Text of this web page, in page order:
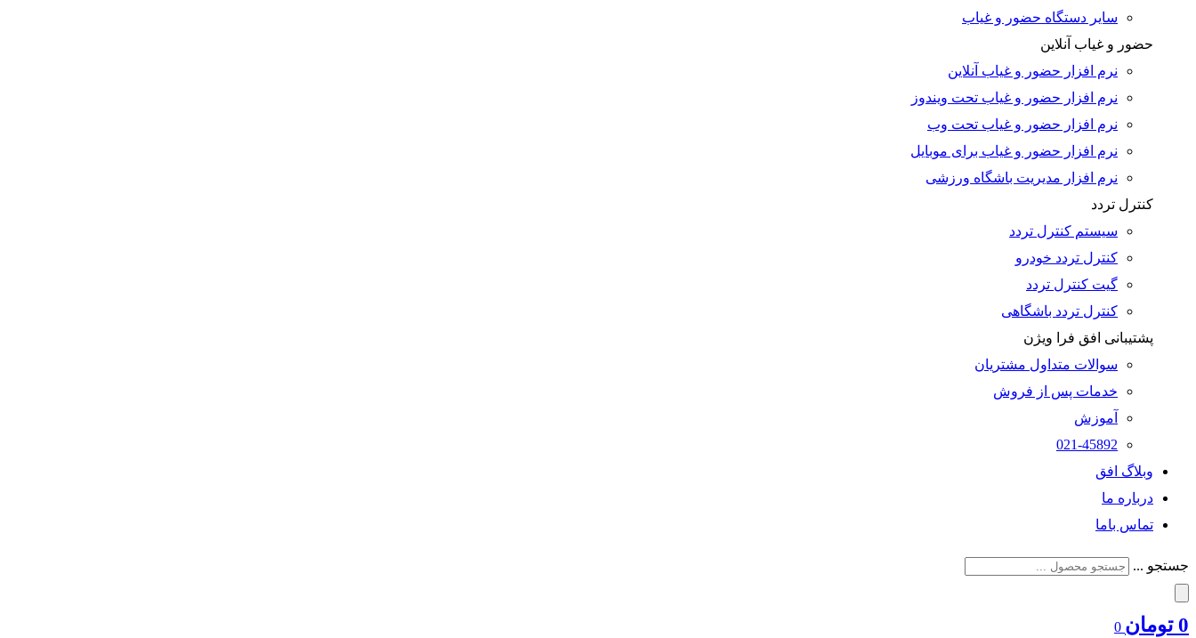
سایر دستگاه حضور و غیاب
حضور و غیاب آنلاین
نرم افزار حضور و غیاب آنلاین
نرم افزار حضور و غیاب تحت ویندوز
نرم افزار حضور و غیاب تحت وب
نرم افزار حضور و غیاب برای موبایل
نرم افزار مدیریت باشگاه ورزشی
کنترل تردد
سیستم کنترل تردد
کنترل تردد خودرو
گیت کنترل تردد
کنترل تردد باشگاهی
پشتیبانی افق فرا ویژن
سوالات متداول مشتریان
خدمات پس از فروش
آموزش
021-45892
وبلاگ افق
درباره ما
تماس باما
جستجو ...
0 تومان 0